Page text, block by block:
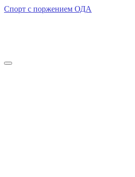
Спорт с поржением ОДА